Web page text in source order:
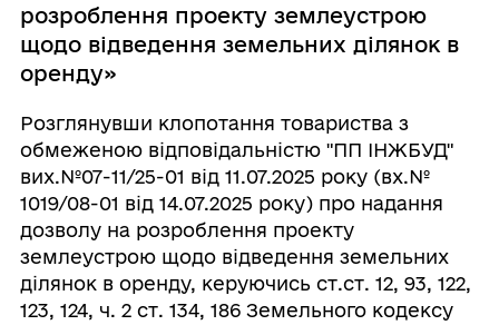
розроблення проекту землеустрою
щодо відведення земельних ділянок в
оренду»
Розглянувши клопотання товариства з
обмеженою відповідальністю "ПП ІНЖБУД"
вих.№07-11/25-01 від 11.07.2025 року (вх.№
1019/08-01 від 14.07.2025 року) про надання
дозволу на розроблення проекту
землеустрою щодо відведення земельних
ділянок в оренду, керуючись ст.ст. 12, 93, 122,
123, 124, ч. 2 ст. 134, 186 Земельного кодексу